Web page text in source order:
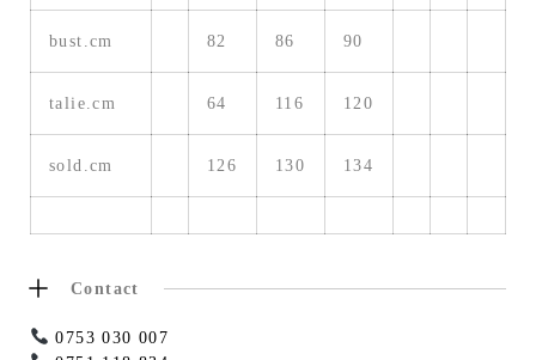
bust.cm 82 86 90
talie.cm 64 116 120
sold.cm 126 130 134
Contact
0753 030 007